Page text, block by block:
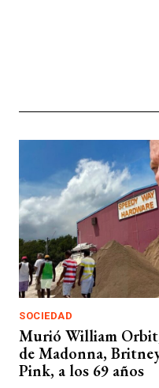
SOCIEDAD
Murió William
de Madonna,
Pink, a los 69 años